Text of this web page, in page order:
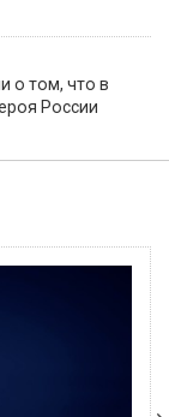
о том, что в
России